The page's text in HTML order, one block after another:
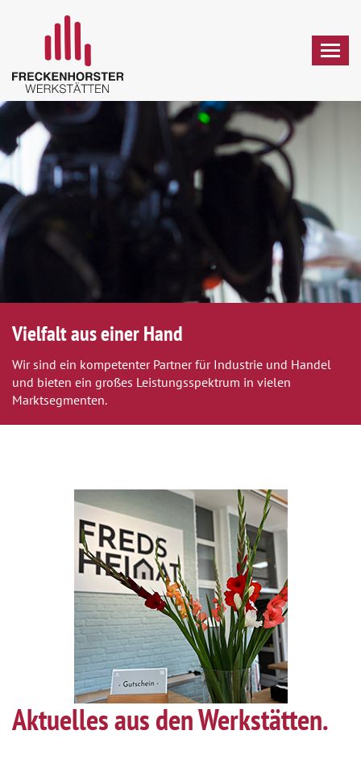
Vielfalt aus einer Hand
Wir sind ein kompetenter Partner für Industrie und Handel
und bieten ein großes Leistungsspektrum in vielen
Marktsegmenten.
Aktuelles aus den Werkstätten.